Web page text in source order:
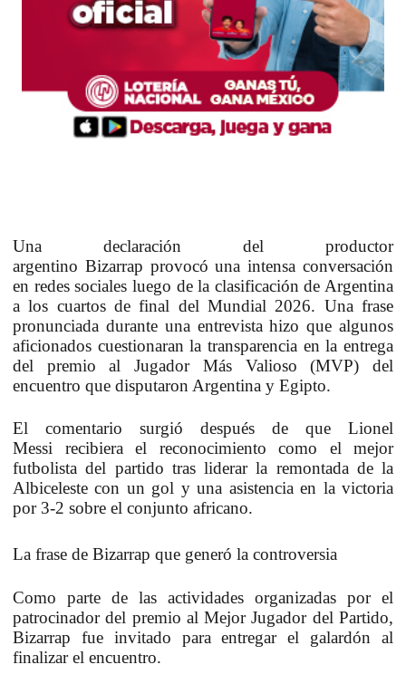
Una declaración del productor
argentino Bizarrap provocó una intensa conversación
en redes sociales luego de la clasificación de Argentina
a los cuartos de final del Mundial 2026. Una frase
pronunciada durante una entrevista hizo que algunos
aficionados cuestionaran la transparencia en la entrega
del premio alJugador Más Valioso (MVP) del
encuentro que disputaron Argentina y Egipto.
El comentario surgió después de que Lionel
Messi recibiera el reconocimiento como el mejor
futbolista del partido tras liderar la remontada de la
Albiceleste con un gol y una asistencia en la victoria
por 3-2 sobre el conjunto africano.
La frase de Bizarrap que generó la controversia
Como parte de las actividades organizadas por el
patrocinador del premio al Mejor Jugador del Partido,
Bizarrap fue invitado para entregar el galardón al
finalizar el encuentro.